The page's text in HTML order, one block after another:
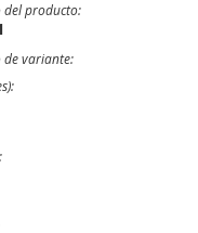
del producto:
de variante: